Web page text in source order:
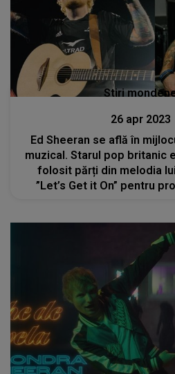
Stiri
26 apr 2023
Ed Sheeran se află în
muzical. Starul pop britanic
folosit părți din melodia
”Let’s Get it On” pentru